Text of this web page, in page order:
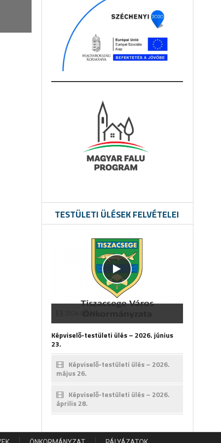
TESTÜLETI ÜLÉSEK FELVÉTELEI
Képviselő-testületi ülés – 2026. június
23.
Képviselő-testületi ülés – 2026.
május 26.
Képviselő-testületi ülés – 2026.
április 28.